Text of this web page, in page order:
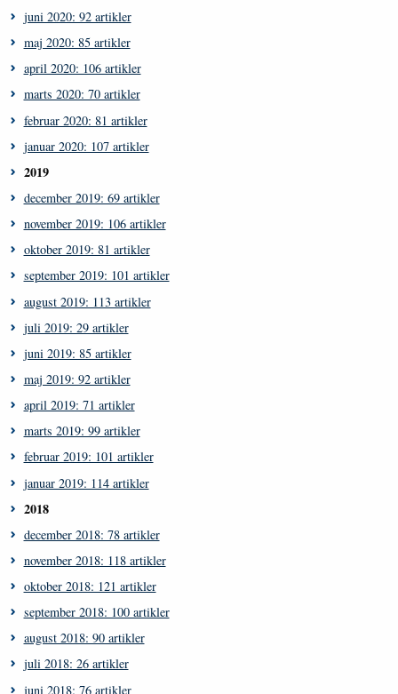
juni 2020: 92 artikler
maj 2020: 85 artikler
april 2020: 106 artikler
marts 2020: 70 artikler
februar 2020: 81 artikler
januar 2020: 107 artikler
2019
december 2019: 69 artikler
november 2019: 106 artikler
oktober 2019: 81 artikler
september 2019: 101 artikler
august 2019: 113 artikler
juli 2019: 29 artikler
juni 2019: 85 artikler
maj 2019: 92 artikler
april 2019: 71 artikler
marts 2019: 99 artikler
februar 2019: 101 artikler
januar 2019: 114 artikler
2018
december 2018: 78 artikler
november 2018: 118 artikler
oktober 2018: 121 artikler
september 2018: 100 artikler
august 2018: 90 artikler
juli 2018: 26 artikler
juni 2018: 76 artikler